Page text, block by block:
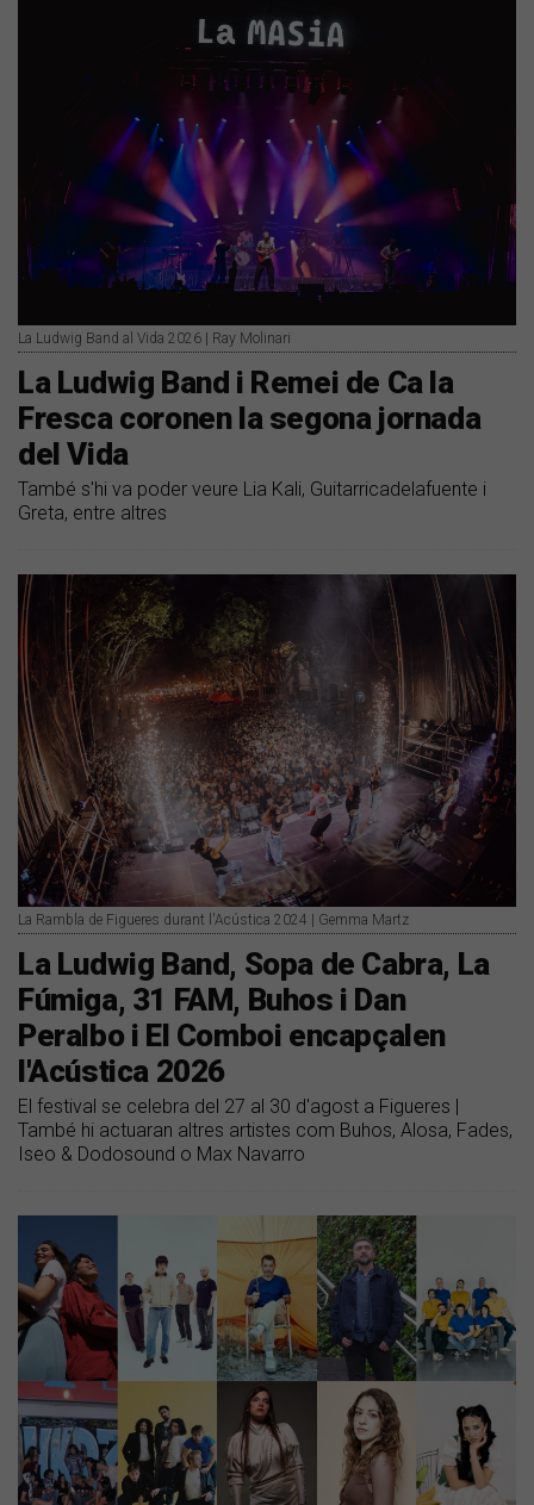
La Ludwig Band al Vida 2026 | Ray Molinari
​La Ludwig Band i Remei de Ca la
Fresca coronen la segona jornada
del Vida
També s'hi va poder veure Lia Kali, Guitarricadelafuente i
Greta, entre altres
La Rambla de Figueres durant l'Acústica 2024 | Gemma Martz
La Ludwig Band, Sopa de Cabra, La
Fúmiga, 31 FAM, Buhos i Dan
Peralbo i El Comboi encapçalen
l'Acústica 2026
El festival se celebra del 27 al 30 d'agost a Figueres |
També hi actuaran altres artistes com Buhos, Alosa, Fades,
Iseo & Dodosound o Max Navarro